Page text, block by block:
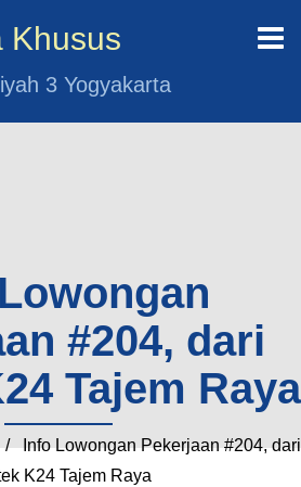
Khusus
3 Yogyakarta
#204, dari
Tajem Raya
Lowongan Pekerjaan #204, dari
K24 Tajem Raya